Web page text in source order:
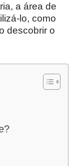
a área de
lo, como
descobrir o